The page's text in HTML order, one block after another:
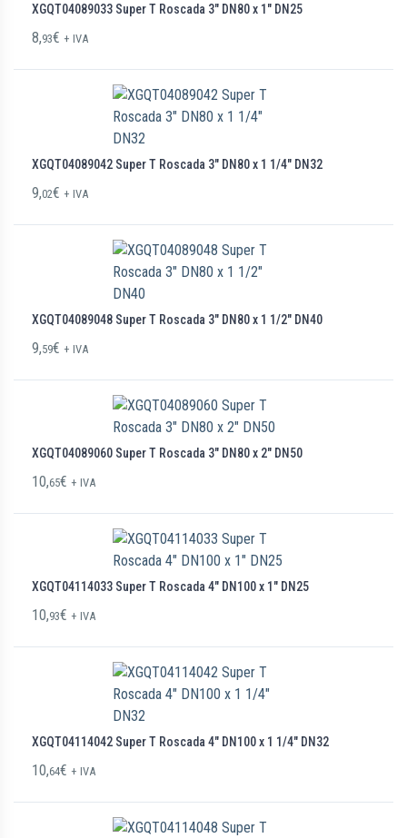
XGQT04089033 Super T Roscada 3″ DN80 x 1″ DN25
8,93€ + IVA
XGQT04089042 Super T Roscada 3″ DN80 x 1 1/4″ DN32
9,02€ + IVA
XGQT04089048 Super T Roscada 3″ DN80 x 1 1/2″ DN40
9,59€ + IVA
XGQT04089060 Super T Roscada 3″ DN80 x 2″ DN50
10,65€ + IVA
XGQT04114033 Super T Roscada 4″ DN100 x 1″ DN25
10,93€ + IVA
XGQT04114042 Super T Roscada 4″ DN100 x 1 1/4″ DN32
10,64€ + IVA